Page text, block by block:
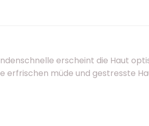
erscheint die Haut
erfrischen müde und gestresste